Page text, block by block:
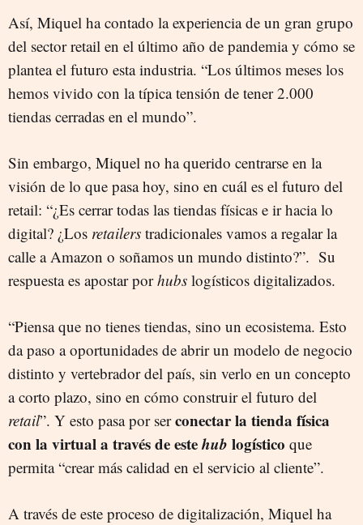
Así, Miquel ha contado la experiencia de un gran grupo
del sector retail en el último año de pandemia y cómo se
plantea el futuro esta industria. “Los últimos meses los
hemos vivido con la típica tensión de tener 2.000
tiendas cerradas en el mundo”.
Sin embargo, Miquel no ha querido centrarse en la
visión de lo que pasa hoy, sino en cuál es el futuro del
retail: “¿Es cerrar todas las tiendas físicas e ir hacia lo
digital? ¿Los retailers tradicionales vamos a regalar la
calle a Amazon o soñamos un mundo distinto?”. Su
respuesta es apostar porhubs logísticos digitalizados.
“Piensa que no tienes tiendas, sino un ecosistema. Esto
da paso a oportunidades de abrir un modelo de negocio
distinto y vertebrador del país, sin verlo en un concepto
a corto plazo, sino en cómo construir el futuro del
retail”. Y esto pasa por serconectar la tienda física
con la virtual a través de estehub logístico que
permita “crear más calidad en el servicio al cliente”.
A través de este proceso de digitalización, Miquel ha